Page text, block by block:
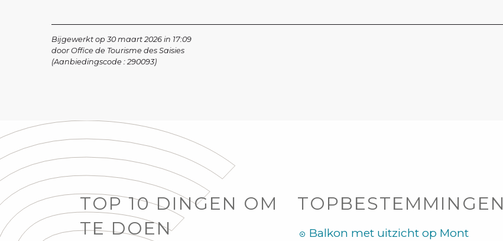
Bijgewerkt op 30 maart 2026 in 17:09
door Office de Tourisme des Saisies
(Aanbiedingscode : 290093)
TOP 10 DINGEN OM
TE DOEN
TOPBESTEMMINGEN
Balkon met uitzicht op Mont